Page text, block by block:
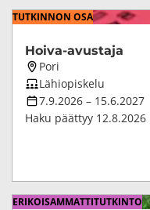
TUT­KIN­NON OSA
Hoiva-​avustaja
Koulutuksen
paikkakunta
Pori
Koulutuksen
opetustapa
Lähiopiskelu
Koulutuksen
kesto
7.9.2026 – 15.6.2027
Haku päättyy 12.8.2026
ERI­KOI­SAM­MAT­TI­TUT­KIN­TO